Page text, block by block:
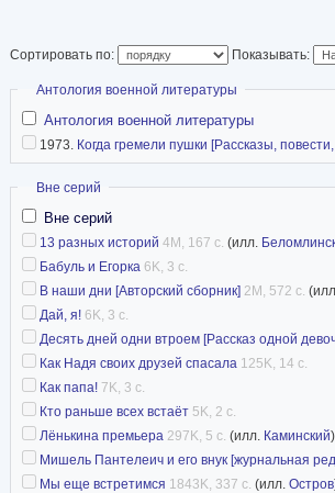
Сортировать по: Показывать:
Скрыть
Антология военной литературы
Антология военной литературы
1973. Когда гремели пушки [Рассказы,
Скрыть
Вне серий
Вне серий
13 разных историй 4M, 167 с. (илл.
Бабуль и Егорка 6K, 3 с.
В наши дни [Авторский сборник] 2M, 572 с.
Дай, я! 6K, 3 с.
Десять дней одни втроем [Рассказ одной
Как Надя своих друзей спасала 125K, 14 с.
Как папа! 7K, 3 с.
Кто раньше всех встаёт 5K, 2 с.
Лёнькина премьера 297K, 5 с. (илл. Каминский)
Мишель Пантелеич и его внук [журнальная
Мы еще встретимся 1843K, 337 с. (илл. Остров